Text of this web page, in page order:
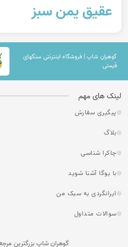
عقیق یمن سبز
گوهران شاپ | فروشگاه اینترنتی سنگهای
قیمتی
لینک های مهم
پیگیری سفارش
بلاگ
چاکرا شناسی
با یوگا آشنا شوید
ایرانگردی به سبک من
سوالات متداول
گوهران شاپ بزرگترین